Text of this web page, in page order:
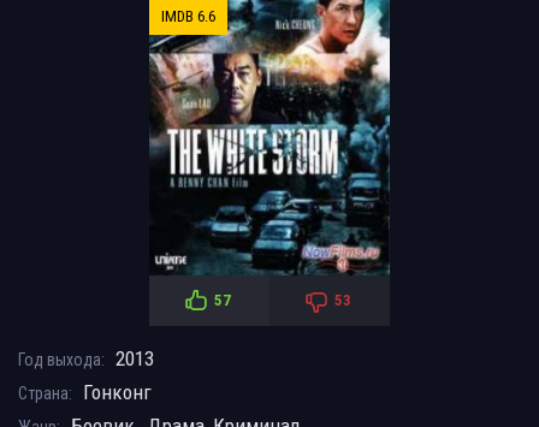
IMDB 6.6
57 53
Год выхода: 2013
Страна: Гонконг